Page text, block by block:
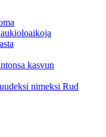
kasvun
nimeksi Rud